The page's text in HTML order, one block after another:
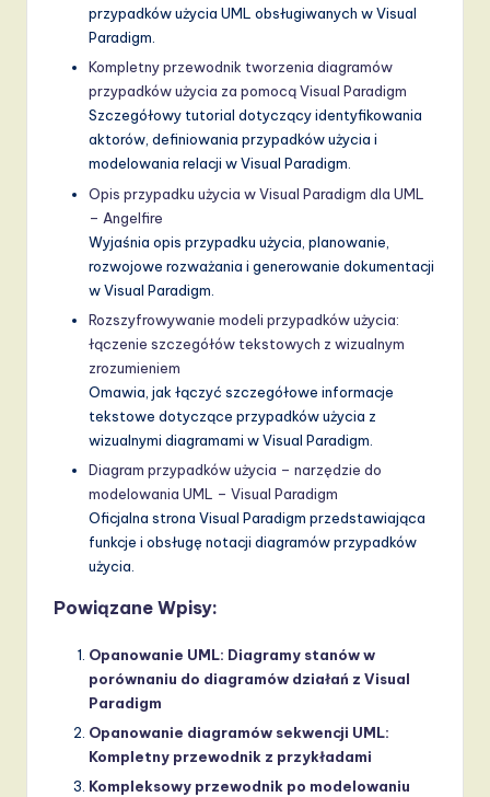
przypadków użycia UML obsługiwanych w Visual
Paradigm.
Kompletny przewodnik tworzenia diagramów
przypadków użycia za pomocą Visual Paradigm
Szczegółowy tutorial dotyczący identyfikowania
aktorów, definiowania przypadków użycia i
modelowania relacji w Visual Paradigm.
Opis przypadku użycia w Visual Paradigm dla UML
– Angelfire
Wyjaśnia opis przypadku użycia, planowanie,
rozwojowe rozważania i generowanie dokumentacji
w Visual Paradigm.
Rozszyfrowywanie modeli przypadków użycia:
łączenie szczegółów tekstowych z wizualnym
zrozumieniem
Omawia, jak łączyć szczegółowe informacje
tekstowe dotyczące przypadków użycia z
wizualnymi diagramami w Visual Paradigm.
Diagram przypadków użycia – narzędzie do
modelowania UML – Visual Paradigm
Oficjalna strona Visual Paradigm przedstawiająca
funkcje i obsługę notacji diagramów przypadków
użycia.
Powiązane Wpisy:
Opanowanie UML: Diagramy stanów w
porównaniu do diagramów działań z Visual
Paradigm
Opanowanie diagramów sekwencji UML:
Kompletny przewodnik z przykładami
Kompleksowy przewodnik po modelowaniu